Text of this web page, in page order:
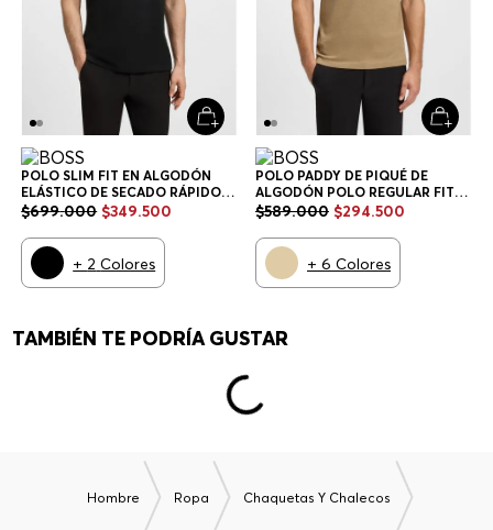
POLO SLIM FIT EN ALGODÓN
ELÁSTICO DE SECADO RÁPIDO
POLO SLIM FIT HOMBRE
$699.000 $349.500
+ 2 Colores
POLO PADDY DE PIQUÉ DE
ALGODÓN POLO REGULAR FIT
HOMBRE
$589.000 $294.500
+ 6 Colores
TAMBIÉN TE PODRÍA GUSTAR
Hombre Ropa Chaquetas Y Chalecos